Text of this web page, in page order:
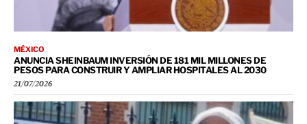
MÉXICO
ANUNCIA SHEINBAUM INVERSIÓN DE 181 MIL MILLONES DE
PESOS PARA CONSTRUIR Y AMPLIAR HOSPITALES AL 2030
21/07/2026